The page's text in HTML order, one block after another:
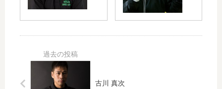
古川 真次